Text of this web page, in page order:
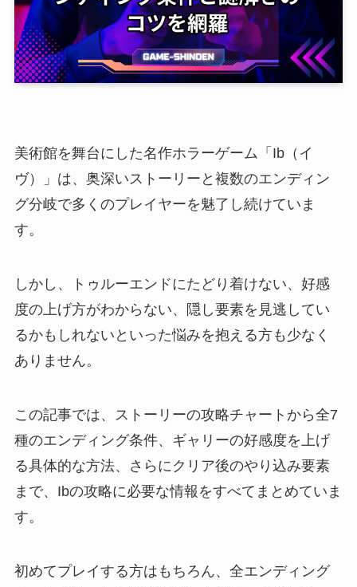
美術館を舞台にした名作ホラーゲーム「Ib（イ
ヴ）」は、奥深いストーリーと複数のエンディン
グ分岐で多くのプレイヤーを魅了し続けていま
す。
しかし、トゥルーエンドにたどり着けない、好感
度の上げ方がわからない、隠し要素を見逃してい
るかもしれないといった悩みを抱える方も少なく
ありません。
この記事では、ストーリーの攻略チャートから全7
種のエンディング条件、ギャリーの好感度を上げ
る具体的な方法、さらにクリア後のやり込み要素
まで、Ibの攻略に必要な情報をすべてまとめていま
す。
初めてプレイする方はもちろん、全エンディング